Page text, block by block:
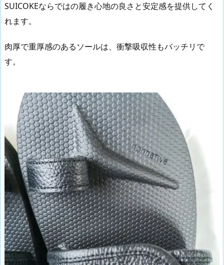
SUICOKEならではの履き心地の良さと安定感を提供してく
れます。
肉厚で重厚感のあるソールは、衝撃吸収性もバッチリで
す。